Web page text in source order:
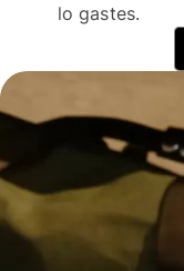
lo gastes.